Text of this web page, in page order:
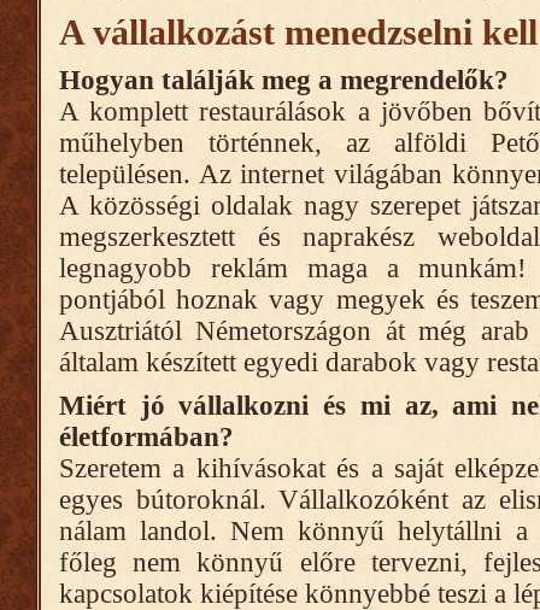
A vállalkozást menedzselni
Hogyan találják meg a megrendelők?
A komplett restaurálások a jövőben
műhelyben történnek, az alföldi
településen. Az internet világában
A közösségi oldalak nagy szerepet
megszerkesztett és naprakész
legnagyobb reklám maga a
pontjából hoznak vagy megyek és
Ausztriától Németországon át még
általam készített egyedi darabok vagy
Miért jó vállalkozni és mi az, ami
életformában?
Szeretem a kihívásokat és a saját
egyes bútoroknál. Vállalkozóként az
nálam landol. Nem könnyű helytállni a
főleg nem könnyű előre tervezni,
kapcsolatok kiépítése könnyebbé teszi a